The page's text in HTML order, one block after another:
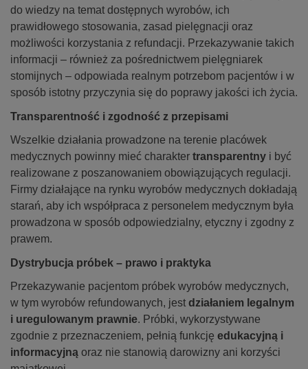
do wiedzy na temat dostępnych wyrobów, ich
prawidłowego stosowania, zasad pielęgnacji oraz
możliwości korzystania z refundacji. Przekazywanie takich
informacji – również za pośrednictwem pielęgniarek
stomijnych – odpowiada realnym potrzebom pacjentów i w
sposób istotny przyczynia się do poprawy jakości ich życia.
Transparentność i zgodność z przepisami
Wszelkie działania prowadzone na terenie placówek
medycznych powinny mieć charakter transparentny i być
realizowane z poszanowaniem obowiązujących regulacji.
Firmy działające na rynku wyrobów medycznych dokładają
starań, aby ich współpraca z personelem medycznym była
prowadzona w sposób odpowiedzialny, etyczny i zgodny z
prawem.
Dystrybucja próbek – prawo i praktyka
Przekazywanie pacjentom próbek wyrobów medycznych,
w tym wyrobów refundowanych, jestdziałaniem legalnym
i uregulowanym prawnie. Próbki, wykorzystywane
zgodnie z przeznaczeniem, pełnią funkcję edukacyjną i
informacyjną oraz nie stanowią darowizny ani korzyści